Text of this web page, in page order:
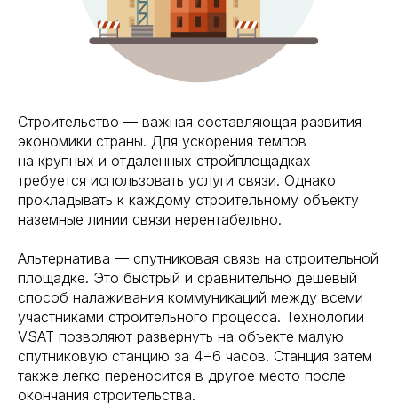
Строительство — важная составляющая развития
экономики страны. Для ускорения темпов
на крупных и отдаленных стройплощадках
требуется использовать услуги связи. Однако
прокладывать к каждому строительному объекту
наземные линии связи нерентабельно.
Альтернатива — спутниковая связь на строительной
площадке. Это быстрый и сравнительно дешёвый
способ налаживания коммуникаций между всеми
участниками строительного процесса. Технологии
VSAT позволяют развернуть на объекте малую
спутниковую станцию за 4−6 часов. Станция затем
также легко переносится в другое место после
окончания строительства.